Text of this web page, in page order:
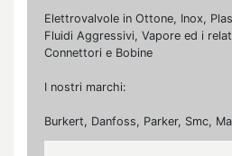
Elettrovalvole in Ottone, Inox,
Fluidi Aggressivi, Vapore ed i
Connettori e Bobine
I nostri marchi:
Burkert, Danfoss, Parker, Smc,